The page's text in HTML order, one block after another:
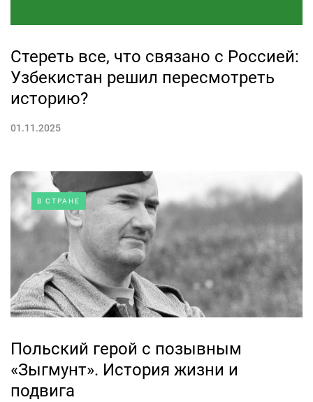
Стереть все, что связано с Россией:
Узбекистан решил пересмотреть
историю?
01.11.2025
В СТРАНЕ
Польский герой с позывным
«Зыгмунт». История жизни и
подвига